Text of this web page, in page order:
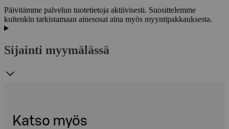
Päivitämme palvelun tuotetietoja aktiivisesti. Suosittelemme
kuitenkin tarkistamaan ainesosat aina myös myyntipakkauksesta.
Sijainti myymälässä
Katso myös